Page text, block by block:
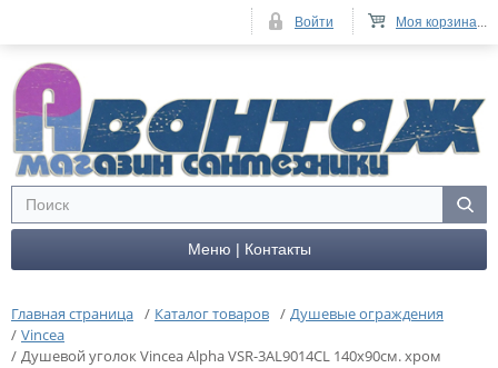
Меню | Контакты
Главная страница / Каталог товаров / Душевые ограждения
/ Vincea
/ Душевой уголок Vincea Alpha VSR-3AL9014CL 140х90см. хром
Моя корзина...
Войти